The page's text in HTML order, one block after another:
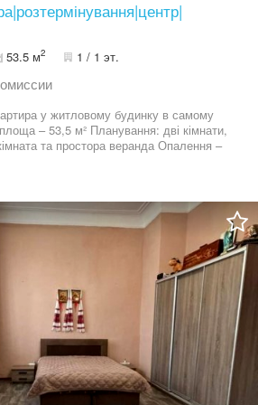
53.5 м2 1 / 1 эт.
у житловому будинку в самому
– 53,5 м² Планування: дві кімнати,
та простора веранда Опалення –
приміщення Квартира повністю
– все винесено, чисто, можна відразу
під себе. Зручний заїзд та власна
супер: центр міста, все необхідне
зупинка громадського транспорту
комфортного проживання, так і для
(офіс, салон, кабінет тощо).